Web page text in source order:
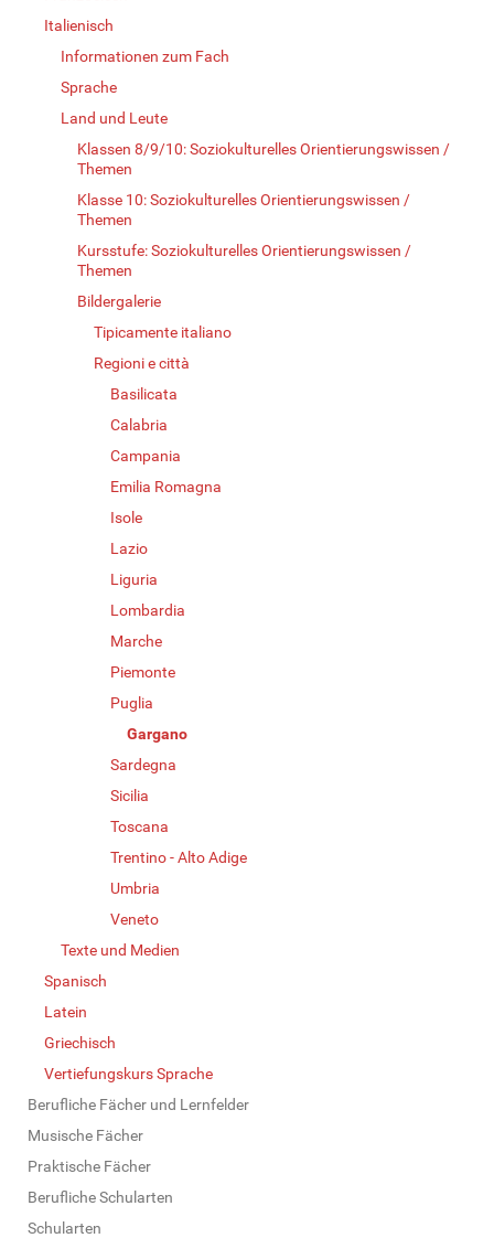
Italienisch
Informationen zum Fach
Sprache
Land und Leute
Klassen 8/9/10: Soziokulturelles Orientierungswissen /
Themen
Klasse 10: Soziokulturelles Orientierungswissen /
Themen
Kursstufe: Soziokulturelles Orientierungswissen /
Themen
Bildergalerie
Tipicamente italiano
Regioni e città
Basilicata
Calabria
Campania
Emilia Romagna
Isole
Lazio
Liguria
Lombardia
Marche
Piemonte
Puglia
Gargano
Sardegna
Sicilia
Toscana
Trentino - Alto Adige
Umbria
Veneto
Texte und Medien
Spanisch
Latein
Griechisch
Vertiefungskurs Sprache
Berufliche Fächer und Lernfelder
Musische Fächer
Praktische Fächer
Berufliche Schularten
Schularten